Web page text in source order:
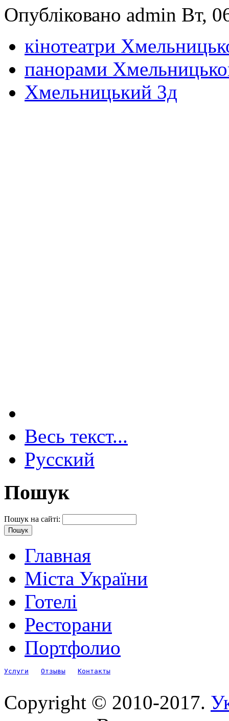
Опубліковано admin Вт,
кінотеатри
панорами
Хмельницький 3д
Весь текст...
Русский
Пошук
Пошук на сайті:
Главная
Міста України
Готелі
Ресторани
Портфолио
Услуги Отзывы Контакты
Copyright © 2010-2017.